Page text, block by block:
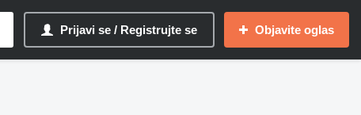
Prijavi se / Registrujte se Objavite oglas